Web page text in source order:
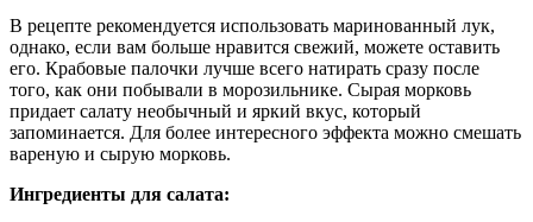
В рецепте рекомендуется использовать маринованный лук,
однако, если вам больше нравится свежий, можете оставить
его. Крабовые палочки лучше всего натирать сразу после
того, как они побывали в морозильнике. Сырая морковь
придает салату необычный и яркий вкус, который
запоминается. Для более интересного эффекта можно смешать
вареную и сырую морковь.
Ингредиенты для салата: